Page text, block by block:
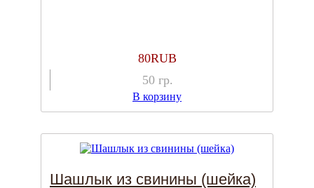
80RUB
50 гр.
В корзину
Шашлык из свинины (шейка)